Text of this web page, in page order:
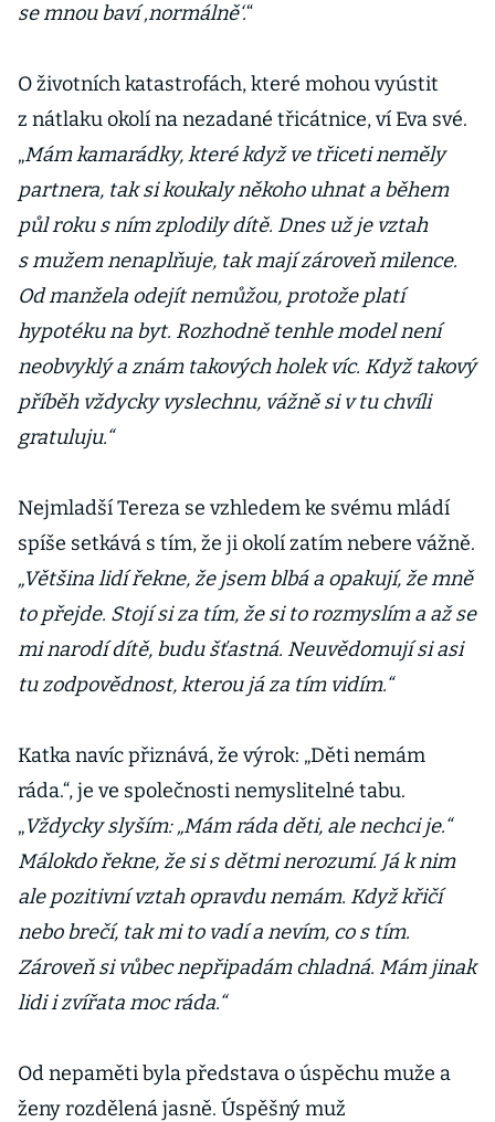
se mnou baví ‚normálně‘.“
O životních katastrofách, které mohou vyústit
z nátlaku okolí na nezadané třicátnice, ví Eva své.
„Mám kamarádky, které když ve třiceti neměly
partnera, tak si koukaly někoho uhnat a během
půl roku s ním zplodily dítě. Dnes už je vztah
s mužem nenaplňuje, tak mají zároveň milence.
Od manžela odejít nemůžou, protože platí
hypotéku na byt. Rozhodně tenhle model není
neobvyklý a znám takových holek víc. Když takový
příběh vždycky vyslechnu, vážně si v tu chvíli
gratuluju.“
Nejmladší Tereza se vzhledem ke svému mládí
spíše setkává s tím, že ji okolí zatím nebere vážně.
„Většina lidí řekne, že jsem blbá a opakují, že mně
to přejde. Stojí si za tím, že si to rozmyslím a až se
mi narodí dítě, budu šťastná. Neuvědomují si asi
tu zodpovědnost, kterou já za tím vidím.“
Katka navíc přiznává, že výrok: „Děti nemám
ráda.“, je ve společnosti nemyslitelné tabu.
„Vždycky slyším: „Mám ráda děti, ale nechci je.“
Málokdo řekne, že si s dětmi nerozumí. Já k nim
ale pozitivní vztah opravdu nemám. Když křičí
nebo brečí, tak mi to vadí a nevím, co s tím.
Zároveň si vůbec nepřipadám chladná. Mám jinak
lidi i zvířata moc ráda.“
Od nepaměti byla představa o úspěchu muže a
ženy rozdělená jasně. Úspěšný muž